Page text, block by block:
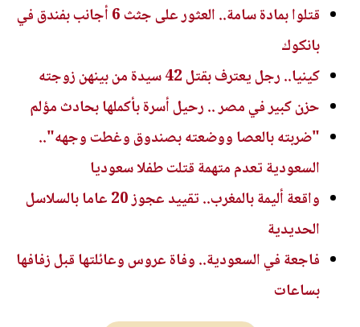
قتلوا بمادة سامة.. العثور على جثث 6 أجانب بفندق في
بانكوك
كينيا.. رجل يعترف بقتل 42 سيدة من بينهن زوجته
حزن كبير في مصر .. رحيل أسرة بأكملها بحادث مؤلم
"ضربته بالعصا ووضعته بصندوق وغطت وجهه"..
السعودية تعدم متهمة قتلت طفلا سعوديا
واقعة أليمة بالمغرب.. تقييد عجوز 20 عاما بالسلاسل
الحديدية
فاجعة في السعودية.. وفاة عروس وعائلتها قبل زفافها
بساعات